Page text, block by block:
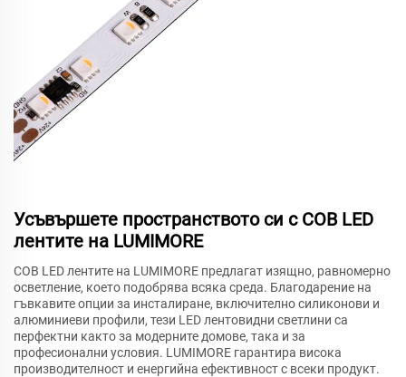
Усъвършете пространството си с COB LED
лентите на LUMIMORE
COB LED лентите на LUMIMORE предлагат изящно, равномерно
осветление, което подобрява всяка среда. Благодарение на
гъвкавите опции за инсталиране, включително силиконови и
алюминиеви профили, тези LED лентовидни светлини са
перфектни както за модерните домове, така и за
професионални условия. LUMIMORE гарантира висока
производителност и енергийна ефективност с всеки продукт.